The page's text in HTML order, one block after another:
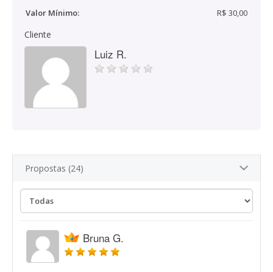
Valor Mínimo:
R$ 30,00
Cliente
Luiz R.
Propostas (24)
Bruna G.